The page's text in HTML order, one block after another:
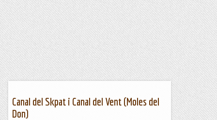
Canal del Skpat i Canal del Vent (Moles del
Don)